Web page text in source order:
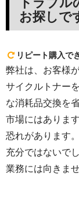
お探しで
リピート購入で
弊社は、お客様
サイクルトナー
な消耗品交換を
市場にはありま
恐れがあります
充分ではないで
業務には向きませ